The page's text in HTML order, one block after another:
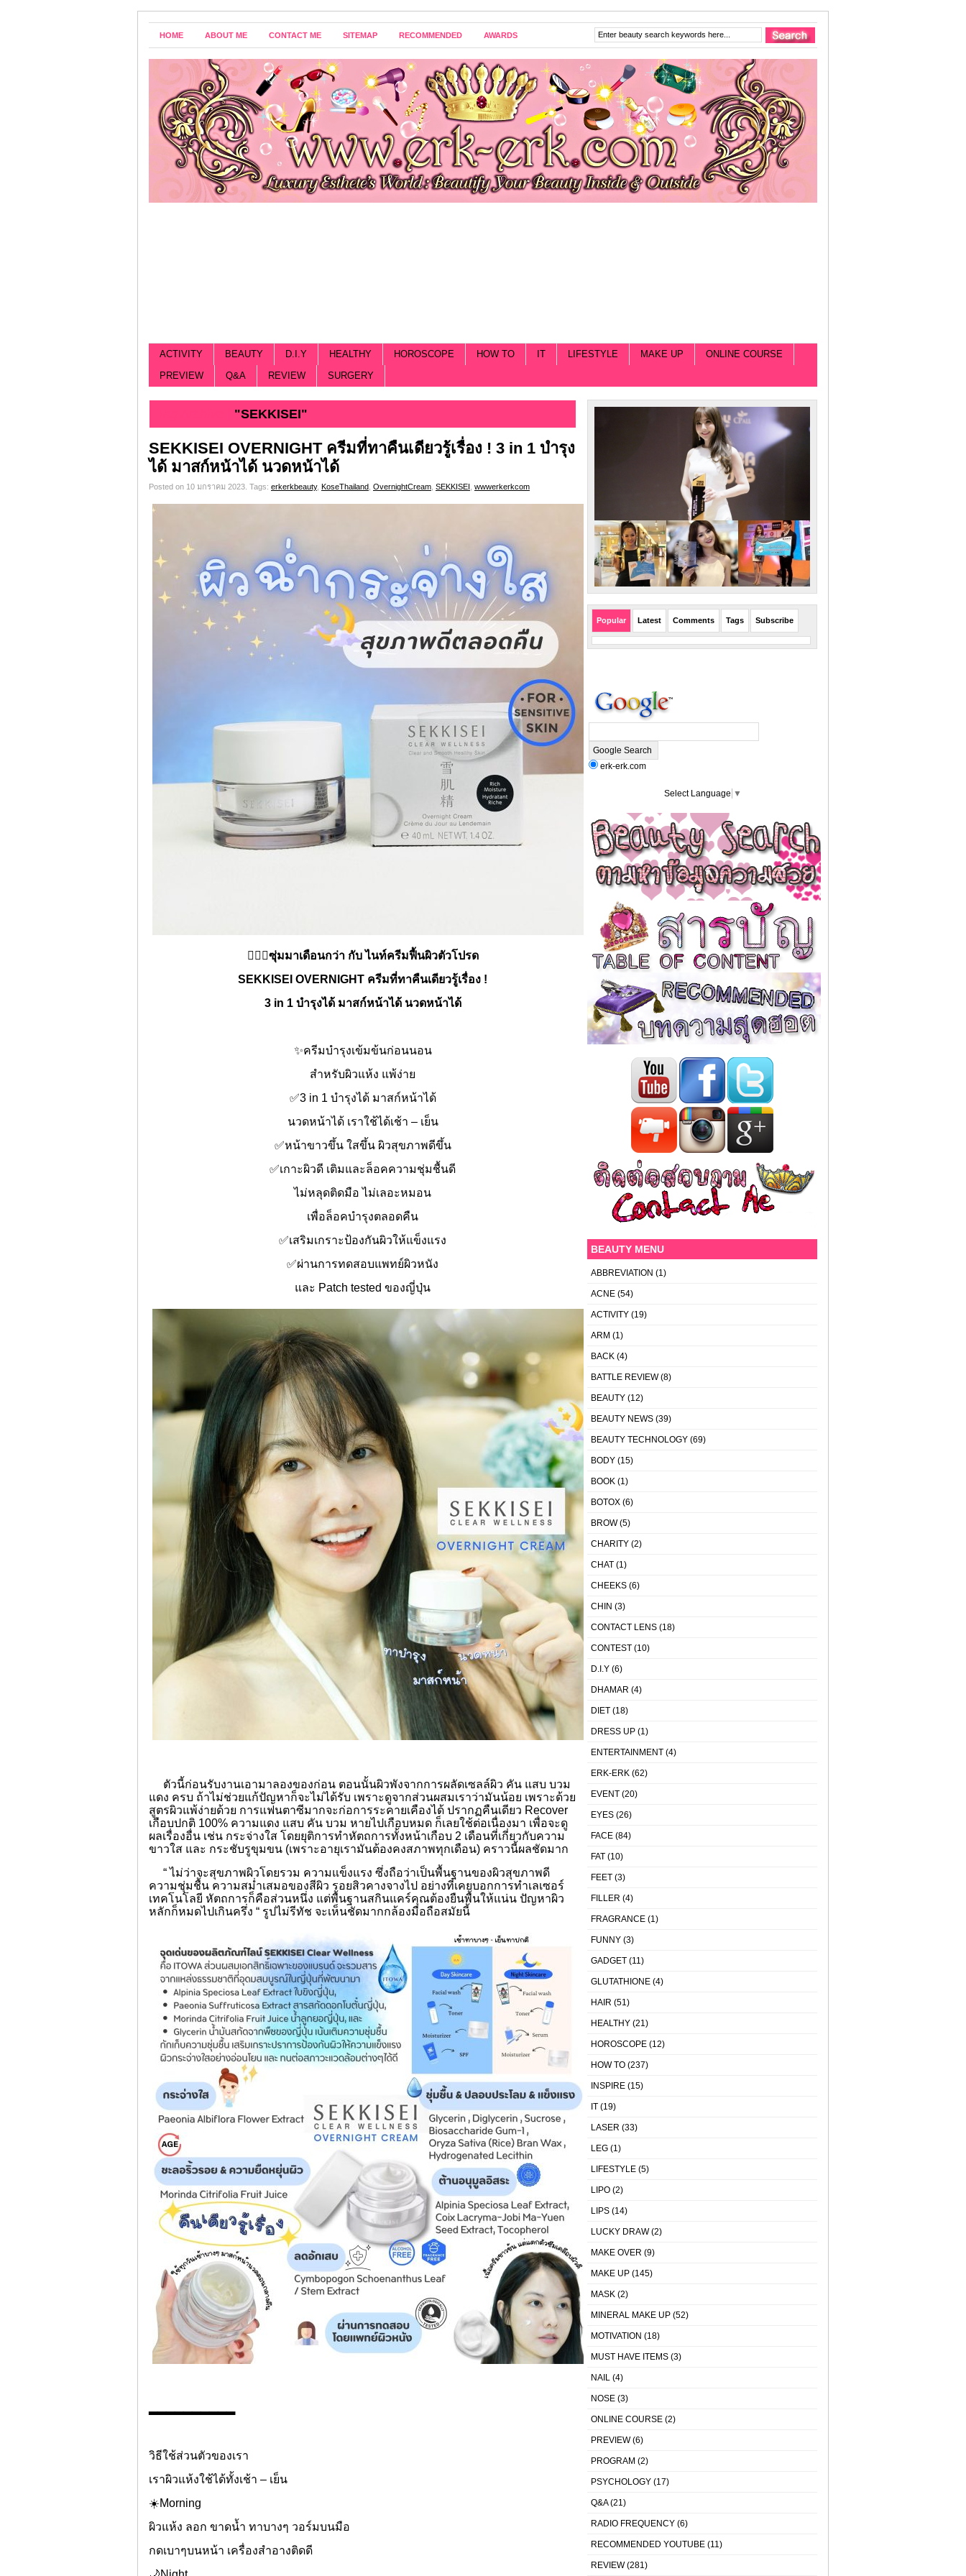
HOME ABOUT ME CONTACT ME SITEMAP RECOMMENDED AWARDS
ACTIVITY BEAUTY D.I.Y HEALTHY HOROSCOPE HOW TO IT LIFESTYLE MAKE UP
ONLINE COURSE
PREVIEW
Q&A REVIEW SURGERY
"SEKKISEI"
SEKKISEI OVERNIGHT ครีมที่ทาคืนเดียวรู้เรื่อง ! 3 in 1 บำรุง
ได้ มาสก์หน้าได้ นวดหน้าได้
Posted on 10 มกราคม 2023. Tags: erkerkbeauty, KoseThailand OvernightCream SEKKISEI wwwerkerkcom
🧖🏻‍♀️ซุ่มมาเดือนกว่า กับ ไนท์ครีมฟื้นผิวตัวโปรด
SEKKISEI OVERNIGHT ครีมที่ทาคืนเดียวรู้เรื่อง !
3 in 1 บำรุงได้ มาสก์หน้าได้ นวดหน้าได้
✨ครีมบำรุงเข้มข้นก่อนนอน
สำหรับผิวแห้ง แพ้ง่าย
✅3 in 1 บำรุงได้ มาสก์หน้าได้
นวดหน้าได้ เราใช้ได้เช้า – เย็น
✅หน้าขาวขึ้น ใสขึ้น ผิวสุขภาพดีขึ้น
✅เกาะผิวดี เติมและล็อคความชุ่มชื้นดี
ไม่หลุดติดมือ ไม่เลอะหมอน
เพื่อล็อคบำรุงตลอดคืน
✅เสริมเกราะป้องกันผิวให้แข็งแรง
✅ผ่านการทดสอบแพทย์ผิวหนัง
และ Patch tested ของญี่ปุ่น
ตัวนี้ก่อนรับงานเอามาลองของก่อน ตอนนั้นผิวพังจากการผลัดเซลล์ผิว คัน แสบ บวม
แดง ครบ ถ้าไม่ช่วยแก้ปัญหาก็จะไม่ได้รับ เพราะดูจากส่วนผสมเราว่ามันน้อย เพราะด้วย
สูตรผิวแพ้ง่ายด้วย การแฟนตาซีมากจะก่อการระคายเคืองได้ ปรากฏคืนเดียว Recover
เกือบปกติ 100% ความแดง แสบ คัน บวม หายไปเกือบหมด ก็เลยใช้ต่อเนื่องมา เพื่อจะดู
ผลเรื่องอื่น เช่น กระจ่างใส โดยยุติการทำหัตถการทั้งหน้าเกือบ 2 เดือนที่เกี่ยวกับความ
ขาวใส และ กระชับรูขุมขน (เพราะอายุเรามันต้องคงสภาพทุกเดือน) คราวนี้ผลชัดมาก
“ ไม่ว่าจะสุขภาพผิวโดยรวม ความแข็งแรง ซึ่งถือว่าเป็นพื้นฐานของผิวสุขภาพดี
ความชุ่มชื้น ความสม่ำเสมอของสีผิว รอยสิวคางจางไป อย่างที่เคยบอกการทำเลเซอร์
เทคโนโลยี หัตถการก็คือส่วนหนึ่ง แต่พื้นฐานสกินแคร์คุณต้องยืนพื้นให้แน่น ปัญหาผิว
หลักก็หมดไปเกินครึ่ง “ รูปไม่รีทัช จะเห็นชัดมากกล้องมือถือสมัยนี้
วิธีใช้ส่วนตัวของเรา
เราผิวแห้งใช้ได้ทั้งเช้า – เย็น
☀️Morning
ผิวแห้ง ลอก ขาดน้ำ ทาบางๆ วอร์มบนมือ
กดเบาๆบนหน้า เครื่องสำอางติดดี
Popular Latest Comments Tags Subscribe
erk-erk.com
Select Language ▼
BEAUTY MENU
ABBREVIATION (1)
ACNE (54)
ACTIVITY (19)
ARM (1)
BACK (4)
BATTLE REVIEW(8)
BEAUTY (12)
BEAUTY NEWS (39)
BEAUTY TECHNOLOGY (69)
BODY (15)
BOOK (1)
BOTOX (6)
BROW(5)
CHARITY (2)
CHAT (1)
CHEEKS (6)
CHIN (3)
CONTACT LENS (18)
CONTEST (10)
D.I.Y (6)
DHAMAR (4)
DIET (18)
DRESS UP (1)
ENTERTAINMENT (4)
ERK-ERK (62)
EVENT (20)
EYES (26)
FACE (84)
FAT (10)
FEET (3)
FILLER (4)
FRAGRANCE (1)
FUNNY (3)
GADGET (11)
GLUTATHIONE (4)
HAIR (51)
HEALTHY (21)
HOROSCOPE (12)
HOW TO (237)
INSPIRE (15)
IT (19)
LASER (33)
LEG (1)
LIFESTYLE (5)
LIPO (2)
LIPS (14)
LUCKY DRAW(2)
MAKE OVER (9)
MAKE UP (145)
MASK (2)
MINERAL MAKE UP (52)
MOTIVATION (18)
MUST HAVE ITEMS (3)
NAIL (4)
NOSE (3)
ONLINE COURSE (2)
PREVIEW(6)
PROGRAM (2)
PSYCHOLOGY (17)
Q&A(21)
RADIO FREQUENCY (6)
RECOMMENDED YOUTUBE (11)
REVIEW(281)